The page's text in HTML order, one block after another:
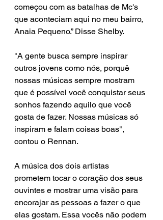
começou com as batalhas de Mc's
que aconteciam aqui no meu bairro,
Anaia Pequeno.” Disse Shelby.
"A gente busca sempre inspirar
outros jovens como nós, porquê
nossas músicas sempre mostram
que é possível você conquistar seus
sonhos fazendo aquilo que você
gosta de fazer. Nossas músicas só
inspiram e falam coisas boas",
contou o Rennan.
A música dos dois artistas
prometem tocar o coração dos seus
ouvintes e mostrar uma visão para
encorajar as pessoas a fazer o que
elas gostam. Essa vocês não podem